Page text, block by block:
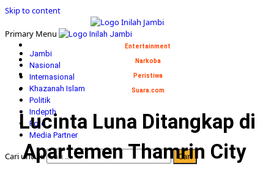
Skip to content
Primary Menu
Jambi
Nasional
Internasional
Khazanah Islam
Politik
Indepth
Foto
Media Partner
Cari untuk:
Entertainment
Narkoba
Peristiwa
Suara.com
Lucinta Luna Ditangkap di
Apartemen Thamrin City